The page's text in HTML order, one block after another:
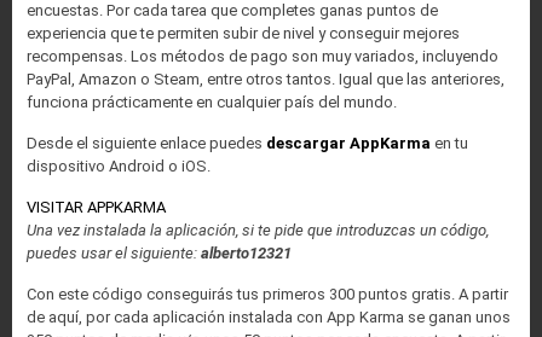
encuestas. Por cada tarea que completes ganas puntos de
experiencia que te permiten subir de nivel y conseguir mejores
recompensas. Los métodos de pago son muy variados, incluyendo
PayPal, Amazon o Steam, entre otros tantos. Igual que las anteriores,
funciona prácticamente en cualquier país del mundo.
Desde el siguiente enlace puedes descargar AppKarma en tu
dispositivo Android o iOS.
VISITAR APPKARMA
Una vez instalada la aplicación, si te pide que introduzcas un código,
puedes usar el siguiente: alberto12321
Con este código conseguirás tus primeros 300 puntos gratis. A partir
de aquí, por cada aplicación instalada con App Karma se ganan unos